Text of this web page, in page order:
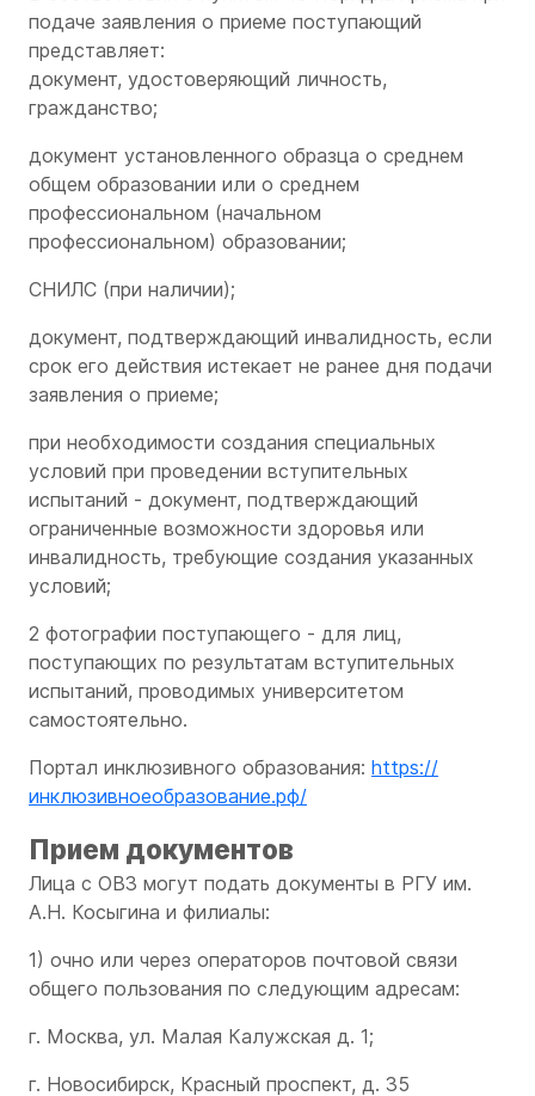
подаче заявления о приеме поступающий
представляет:
документ, удостоверяющий личность,
гражданство;
документ установленного образца о среднем
общем образовании или о среднем
профессиональном (начальном
профессиональном) образовании;
СНИЛС (при наличии);
документ, подтверждающий инвалидность, если
срок его действия истекает не ранее дня подачи
заявления о приеме;
при необходимости создания специальных
условий при проведении вступительных
испытаний - документ, подтверждающий
ограниченные возможности здоровья или
инвалидность, требующие создания указанных
условий;
2 фотографии поступающего - для лиц,
поступающих по результатам вступительных
испытаний, проводимых университетом
самостоятельно.
Портал инклюзивного образования: https://
инклюзивноеобразование.рф/
Прием документов
Лица с ОВЗ могут подать документы в РГУ им.
А.Н. Косыгина и филиалы:
1) очно или через операторов почтовой связи
общего пользования по следующим адресам:
г. Москва, ул. Малая Калужская д. 1;
г. Новосибирск, Красный проспект, д. 35